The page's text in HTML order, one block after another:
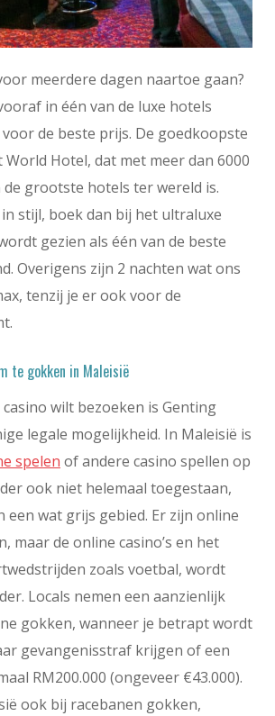
meerdere dagen naartoe gaan?
in één van de luxe hotels
de beste prijs. De goedkoopste
Hotel, dat met meer dan 6000
de grootste hotels ter wereld is.
stijl, boek dan bij het ultraluxe
gezien als één van de beste
Overigens zijn 2 nachten wat ons
tenzij je er ook voor de
te gokken in Maleisië
wilt bezoeken is Genting
legale mogelijkheid. In Maleisië is
spelen of andere casino spellen op
ook niet helemaal toegestaan,
een wat grijs gebied. Er zijn online
maar de online casino’s en het
zoals voetbal, wordt
Locals nemen een aanzienlijk
gokken, wanneer je betrapt wordt
gevangenisstraf krijgen of een
RM200.000 (ongeveer €43.000).
ook bij racebanen gokken,